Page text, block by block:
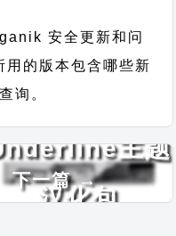
安全更新和问
用的版本包含哪些新
询。
下一篇 →
主题
汉化包